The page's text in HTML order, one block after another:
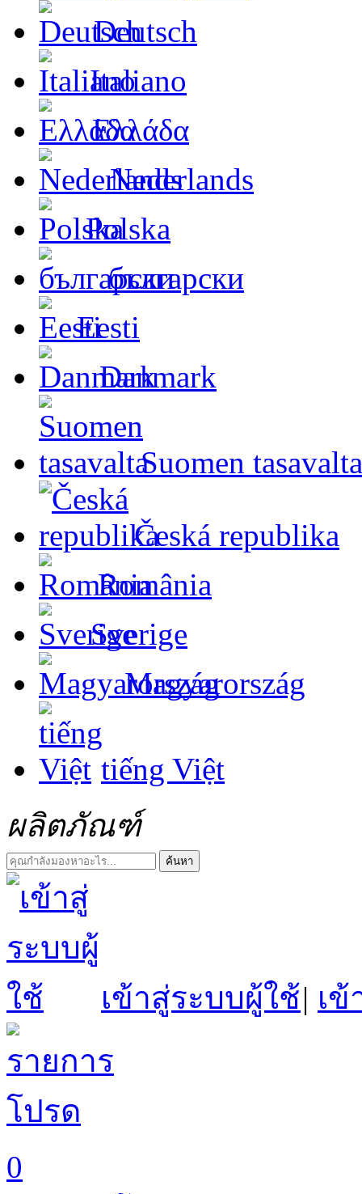
Deutsch
Italiano
Ελλάδα
Nederlands
Polska
български
Eesti
Danmark
Suomen tasavalta
Česká republika
România
Sverige
Magyarország
tiếng Việt
ผลิตภัณฑ์
ค้นหา
เข้าสู่ระบบผู้ใช้| เ
0